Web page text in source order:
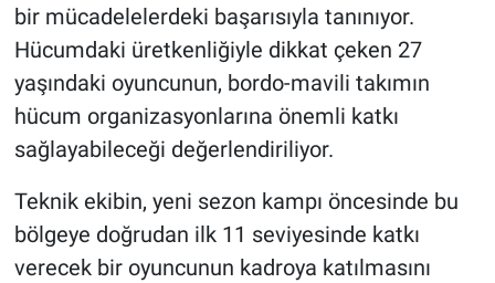
bir mücadelelerdeki başarısıyla tanınıyor.
Hücumdaki üretkenliğiyle dikkat çeken 27
yaşındaki oyuncunun, bordo-mavili takımın
hücum organizasyonlarına önemli katkı
sağlayabileceği değerlendiriliyor.
Teknik ekibin, yeni sezon kampı öncesinde bu
bölgeye doğrudan ilk 11 seviyesinde katkı
verecek bir oyuncunun kadroya katılmasını